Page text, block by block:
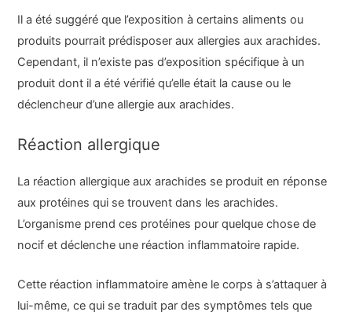
Il a été suggéré que l’exposition à certains aliments ou
produits pourrait prédisposer aux allergies aux arachides.
Cependant, il n’existe pas d’exposition spécifique à un
produit dont il a été vérifié qu’elle était la cause ou le
déclencheur d’une allergie aux arachides.
Réaction allergique
La réaction allergique aux arachides se produit en réponse
aux protéines qui se trouvent dans les arachides.
L’organisme prend ces protéines pour quelque chose de
nocif et déclenche une réaction inflammatoire rapide.
Cette réaction inflammatoire amène le corps à s’attaquer à
lui-même, ce qui se traduit par des symptômes tels que